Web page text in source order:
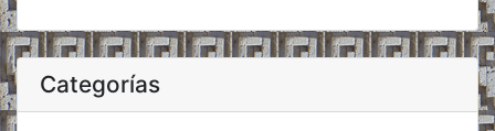
Categorías